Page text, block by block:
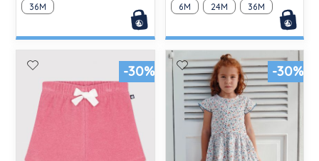
36M 6M 24M 36M
-30% -30%